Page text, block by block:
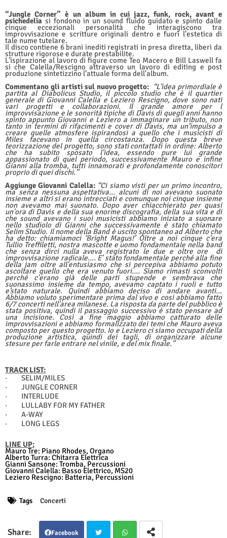
“Jungle Corner” è un album in cui jazz, funk, rock, avant e
psichedelia si fondono in un sound fluido guidato e spinto dalle
cinque eccezionali personalità che interagiscono tra
improvvisazione e scritture originali dentro e fuori l’estetica di
tale nume tutelare.
Il disco contiene 6 brani inediti registrati in presa diretta, liberi da
strutture rigorose e durate prestabilite.
L’ispirazione al lavoro di figure come Teo Macero e Bill Laswell fa
si che Calella/Rescigno attraverso un lavoro di editing e post
produzione sintetizzino l’attuale forma dell'album.
Commentano gli artisti sul nuovo progetto: “L’idea primordiale è
partita al Diabolicus Studio, il piccolo studio che è il quartier
generale di Giovanni Calella e Leziero Rescigno, dove sono nati
vari progetti e collaborazioni. Il grande amore per l
improvvisazione e le sonorità tipiche di Davis di quegli anni hanno
spinto appunto Giovanni e Leziero a immaginare un tributo, non
tanto in termini di rifacimenti e cover di Davis, ma un’impulso a
creare quelle atmosfere ispirandosi a quello che i musicisti di
Miles facevano in quella circostanza. Dopo questa breve
teorizzazione del progetto, sono stati contattati in ordine: Alberto
che ha subito sposato l'idea, essendo pure lui grande
appassionato di quel periodo, successivamente Mauro e infine
Gianni alla tromba, tutti innamorati e profondamente conoscitori
proprio di quei dischi.”
Aggiunge Giovanni Calella: “Ci siamo visti per un primo incontro,
ma senza nessuna aspettativa… alcuni di noi avevano suonato
insieme e altri si erano intrecciati e comunque noi cinque insieme
non avevamo mai suonato. Dopo aver chiacchierato per quasi
un'ora di Davis e della sua enorme discografia, della sua vita e di
che sound avevano i suoi musicisti abbiamo iniziato a suonare
nello studiolo di Gianni che successivamente è stato chiamato
Selim Studio. Il nome della Band è uscito spontaneo ad Alberto che
ha detto: chiamiamoci ‘Bright Magus!’ Oltre a noi cinque c’era
Tullio Treffiletti, nostra mascotte e uomo fondamentale nella band
che senza dirci nulla aveva registrato le due e oltre ore di
improvvisazione radicale…. E’ stato fondamentale perché alla fine
della jam oltre all'entusiasmo che si percepiva abbiamo potuto
ascoltare quello che era venuto fuori…. Siamo rimasti sconvolti
perché c'erano già delle parti stupende e sembrava che
suonassimo insieme da tempo, avevamo captato i ruoli e tutto
e’stato naturale. Quindi abbiamo deciso di andare avanti...
Abbiamo voluto sperimentare prima dal vivo e cosi abbiamo fatto
6/7 concerti nell'area milanese. La risposta da parte del pubblico è
stata positiva, quindi il passaggio successivo è stato pensare ad
una incisione. Così a fine maggio abbiamo catturato delle
improvvisazioni e abbiamo formalizzato dei temi che Mauro aveva
composto per questo progetto. Io e Leziero ci siamo occupati della
produzione artistica, quindi dei tagli, di organizzare alcune
stesure per farle entrare nel vinile, e del mix finale.”
TRACK LIST:
·
SELIM/MILES
·
JUNGLE CORNER
·
INTERLUDE
·
LULLABY FOR MY FATHER
·
A-WAY
·
LONG LEGS
LINE UP:
Mauro Tre: Piano Rhodes, Organo
Alberto Turra: Chitarra Elettrica
Gianni Sansone: Tromba, Percussioni
Giovanni Calella: Basso Elettrico, MS20
Leziero Rescigno: Batteria, Percussioni
Tags Concerti
Facebook